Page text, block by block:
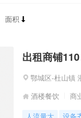
面积
出租商铺
鄂城区-杜山镇
酒楼餐饮
商
人流量大
设备